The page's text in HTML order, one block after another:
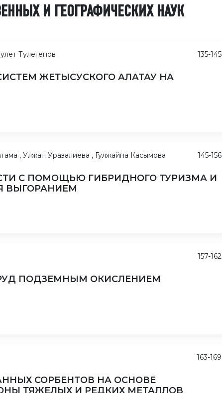
И ГЕОГРАФИЧЕСКИХ НАУК
Тулегенов
ЖЕТЫСУСКОГО АЛАТАУ НА
135-145
, Улжан Уразалиева , Гулжайна Касымова
С ПОМОЩЬЮ ГИБРИДНОГО ТУРИЗМА И
ВЫГОРАНИЕМ
145-156
ПОДЗЕМНЫМ ОКИСЛЕНИЕМ
157-162
СОРБЕНТОВ НА ОСНОВЕ
ТЯЖЕЛЫХ И РЕДКИХ МЕТАЛЛОВ
163-169